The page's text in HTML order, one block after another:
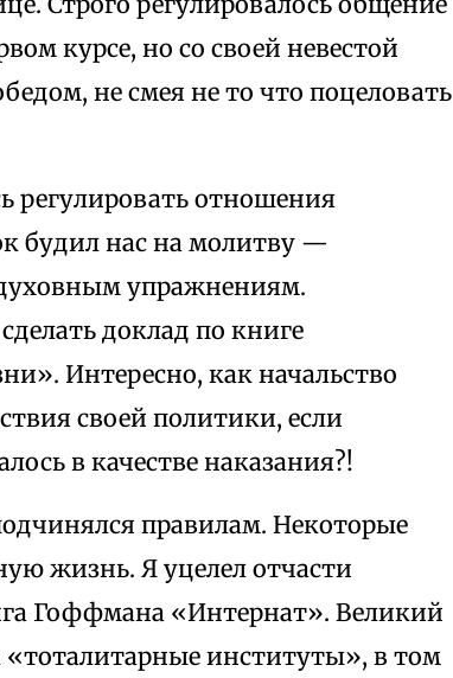
курсе, но со своей невестой
не смея не то что поцеловать
регулировать отношения
будил нас на молитву —
упражнениям.
доклад по книге
Интересно, как начальство
своей политики, если
в качестве наказания?!
правилам. Некоторые
жизнь. Я уцелел отчасти
Гоффмана «Интернат». Великий
«тоталитарные институты», в том